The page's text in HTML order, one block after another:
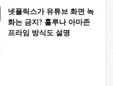
넷플릭스가 유튜브 화면 녹
화는 금지? 훌루나 아마존
프라임 방식도 설명